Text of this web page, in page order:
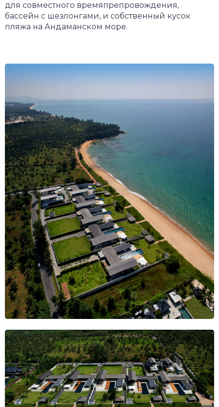
для совместного времяпрепровождения,
бассейн с шезлонгами, и собственный кусок
пляжа на Андаманском море.